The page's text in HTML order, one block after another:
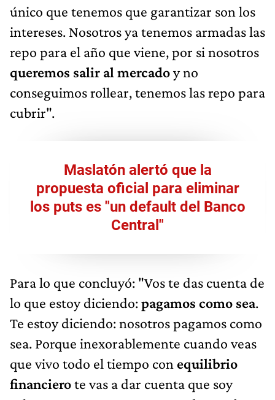
único que tenemos que garantizar son los
intereses. Nosotros ya tenemos armadas las
repo para el año que viene, por si nosotros
queremos salir al mercadoy no
conseguimos rollear, tenemos las repo para
cubrir".
Maslatón alertó que la
propuesta oficial para eliminar
los puts es "un default del Banco
Central"
Para lo que concluyó: "Vos te das cuenta de
lo que estoy diciendo:pagamos como sea.
Te estoy diciendo: nosotros pagamos como
sea. Porque inexorablemente cuando veas
que vivo todo el tiempo con equilibrio
financierote vas a dar cuenta que soy